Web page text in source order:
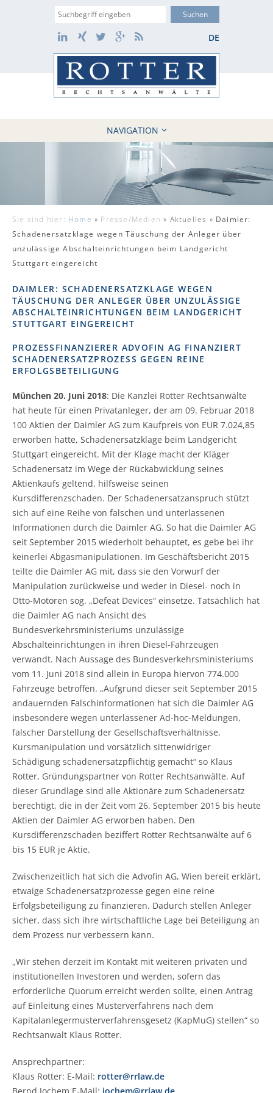
Suche
DE
LinkedIn
Xing TwitterGoogle+
RSS
NAVIGATION
HOME
KANZLEI
10 GRÜNDE
FÄLLE
REFERENZEN
KONTAKT / WEBAKTE
Sie sind hier: Home » Presse/Medien » Aktuelles » Daimler:
Schadenersatzklage wegen Täuschung der Anleger über
unzulässige Abschalteinrichtungen beim Landgericht
Stuttgart eingereicht
DAIMLER: SCHADENERSATZKLAGE WEGEN
TÄUSCHUNG DER ANLEGER ÜBER UNZULÄSSIGE
ABSCHALTEINRICHTUNGEN BEIM LANDGERICHT
STUTTGART EINGEREICHT
PROZESSFINANZIERER ADVOFIN AG FINANZIERT
SCHADENERSATZPROZESS GEGEN REINE
ERFOLGSBETEILIGUNG
München 20. Juni 2018: Die Kanzlei Rotter Rechtsanwälte
hat heute für einen Privatanleger, der am 09. Februar 2018
100 Aktien der Daimler AG zum Kaufpreis von EUR 7.024,85
erworben hatte, Schadenersatzklage beim Landgericht
Stuttgart eingereicht. Mit der Klage macht der Kläger
Schadenersatz im Wege der Rückabwicklung seines
Aktienkaufs geltend, hilfsweise seinen
Kursdifferenzschaden. Der Schadenersatzanspruch stützt
sich auf eine Reihe von falschen und unterlassenen
Informationen durch die Daimler AG. So hat die Daimler AG
seit September 2015 wiederholt behauptet, es gebe bei ihr
keinerlei Abgasmanipulationen. Im Geschäftsbericht 2015
teilte die Daimler AG mit, dass sie den Vorwurf der
Manipulation zurückweise und weder in Diesel- noch in
Otto-Motoren sog. „Defeat Devices“ einsetze. Tatsächlich hat
die Daimler AG nach Ansicht des
Bundesverkehrsministeriums unzulässige
Abschalteinrichtungen in ihren Diesel-Fahrzeugen
verwandt. Nach Aussage des Bundesverkehrsministeriums
vom 11. Juni 2018 sind allein in Europa hiervon 774.000
Fahrzeuge betroffen. „Aufgrund dieser seit September 2015
andauernden Falschinformationen hat sich die Daimler AG
insbesondere wegen unterlassener Ad-hoc-Meldungen,
falscher Darstellung der Gesellschaftsverhältnisse,
Kursmanipulation und vorsätzlich sittenwidriger
Schädigung schadenersatzpflichtig gemacht“ so Klaus
Rotter, Gründungspartner von Rotter Rechtsanwälte. Auf
dieser Grundlage sind alle Aktionäre zum Schadenersatz
berechtigt, die in der Zeit vom 26. September 2015 bis heute
Aktien der Daimler AG erworben haben. Den
Kursdifferenzschaden beziffert Rotter Rechtsanwälte auf 6
bis 15 EUR je Aktie.
Zwischenzeitlich hat sich die Advofin AG, Wien bereit erklärt,
etwaige Schadenersatzprozesse gegen eine reine
Erfolgsbeteiligung zu finanzieren. Dadurch stellen Anleger
sicher, dass sich ihre wirtschaftliche Lage bei Beteiligung an
dem Prozess nur verbessern kann.
„Wir stehen derzeit im Kontakt mit weiteren privaten und
institutionellen Investoren und werden, sofern das
erforderliche Quorum erreicht werden sollte, einen Antrag
auf Einleitung eines Musterverfahrens nach dem
Kapitalanlegermusterverfahrensgesetz (KapMuG) stellen“ so
Rechtsanwalt Klaus Rotter.
Ansprechpartner:
Klaus Rotter: E-Mail: rotter@rrlaw.de